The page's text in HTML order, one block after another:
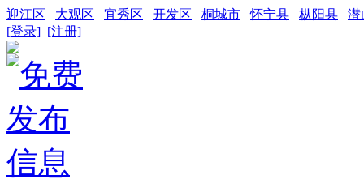
迎江区 大观区 宜秀区 开发区 桐城市 怀宁县 枞阳县
潜
[登录] [注册]